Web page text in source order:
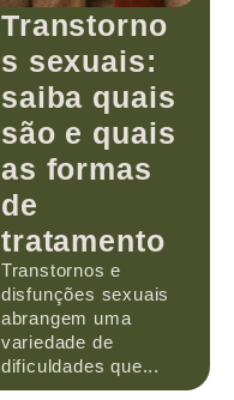
Transtorno
s sexuais:
saiba quais
são e quais
as formas
de
tratamento
Transtornos e
disfunções sexuais
abrangem uma
variedade de
dificuldades que...